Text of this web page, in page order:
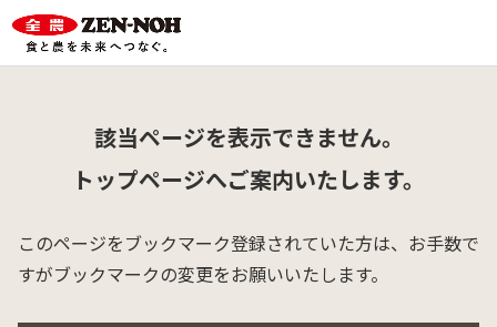
該当ページを表示できません。
トップページへご案内いたします。
このページをブックマーク登録されていた方は、 お手数で
すがブックマークの変更をお願いいたします。